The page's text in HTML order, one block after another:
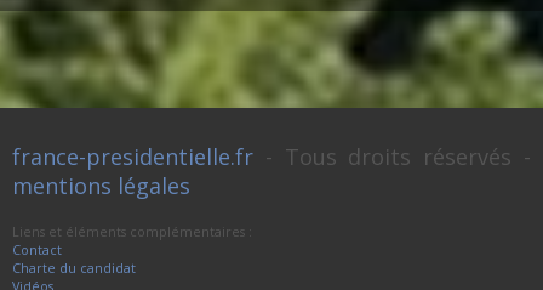
france-presidentielle.fr - Tous droits réservés -
mentions légales
Liens et éléments complémentaires :
Contact
Charte du candidat
Vidéos